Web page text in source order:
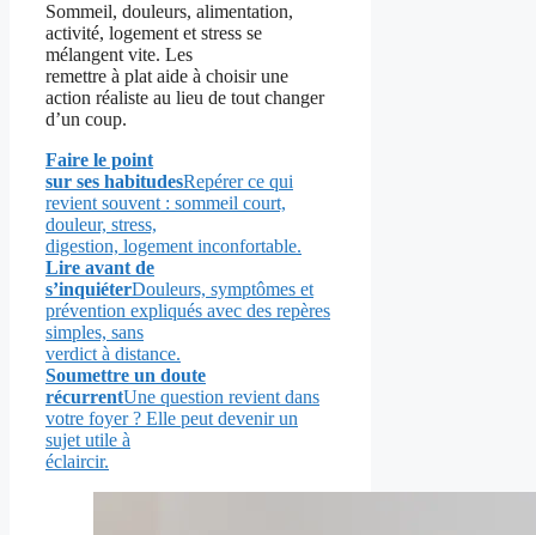
Sommeil, douleurs, alimentation,
activité, logement et stress se
mélangent vite. Les
remettre à plat aide à choisir une
action réaliste au lieu de tout changer
d’un coup.
Faire le point
sur ses habitudesRepérer ce qui
revient souvent : sommeil court,
douleur, stress,
digestion, logement inconfortable.
Lire avant de
s’inquiéterDouleurs, symptômes et
prévention expliqués avec des repères
simples, sans
verdict à distance.
Soumettre un doute
récurrentUne question revient dans
votre foyer ? Elle peut devenir un
sujet utile à
éclaircir.